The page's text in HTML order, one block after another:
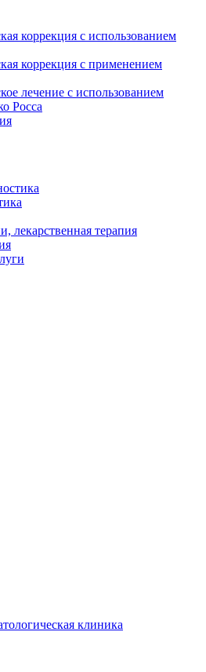
коррекция с использованием
коррекция с применением
лечение с использованием
Росса
лекарственная терапия